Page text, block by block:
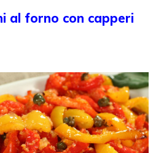
al forno con capperi